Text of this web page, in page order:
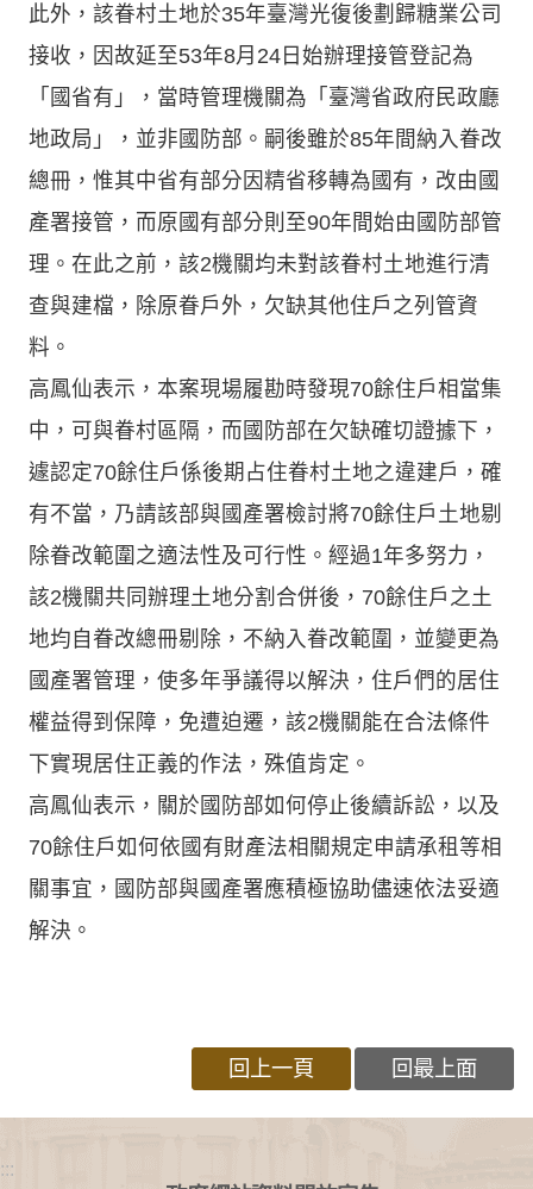
此外，該眷村土地於35年臺灣光復後劃歸糖業公司
接收，因故延至53年8月24日始辦理接管登記為
「國省有」，當時管理機關為「臺灣省政府民政廳
地政局」，並非國防部。嗣後雖於85年間納入眷改
總冊，惟其中省有部分因精省移轉為國有，改由國
產署接管，而原國有部分則至90年間始由國防部管
理。在此之前，該2機關均未對該眷村土地進行清
查與建檔，除原眷戶外，欠缺其他住戶之列管資
料。
高鳳仙表示，本案現場履勘時發現70餘住戶相當集
中，可與眷村區隔，而國防部在欠缺確切證據下，
遽認定70餘住戶係後期占住眷村土地之違建戶，確
有不當，乃請該部與國產署檢討將70餘住戶土地剔
除眷改範圍之適法性及可行性。經過1年多努力，
該2機關共同辦理土地分割合併後，70餘住戶之土
地均自眷改總冊剔除，不納入眷改範圍，並變更為
國產署管理，使多年爭議得以解決，住戶們的居住
權益得到保障，免遭迫遷，該2機關能在合法條件
下實現居住正義的作法，殊值肯定。
高鳳仙表示，關於國防部如何停止後續訴訟，以及
70餘住戶如何依國有財產法相關規定申請承租等相
關事宜，國防部與國產署應積極協助儘速依法妥適
解決。
回上一頁 回最上面
:::